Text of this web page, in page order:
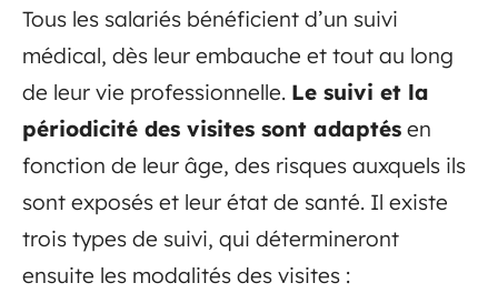
Tous les salariés bénéficient d’un suivi
médical, dès leur embauche et tout au long
de leur vie professionnelle. Le suivi et la
périodicité des visites sont adaptés en
fonction de leur âge, des risques auxquels ils
sont exposés et leur état de santé. Il existe
trois types de suivi, qui détermineront
ensuite les modalités des visites :